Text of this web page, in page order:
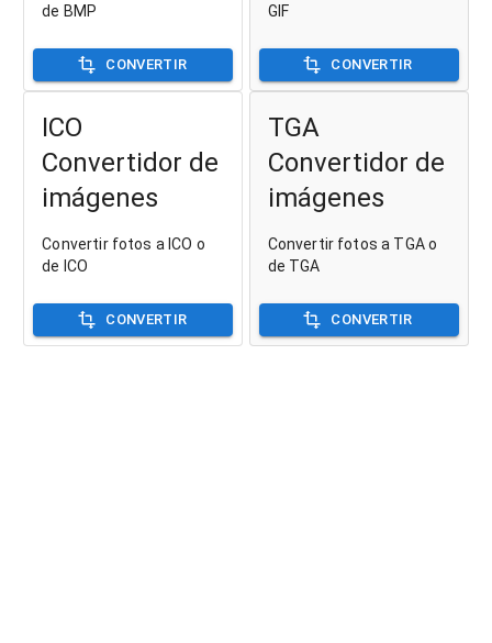
de BMP
CONVERTIR
GIF
CONVERTIR
ICO
Convertidor de
imágenes
Convertir fotos a ICO o
de ICO
CONVERTIR
TGA
Convertidor de
imágenes
Convertir fotos a TGA o
de TGA
CONVERTIR